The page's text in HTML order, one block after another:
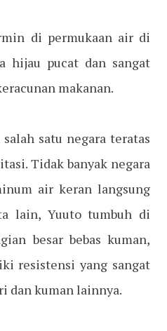
di permukaan air di
hijau pucat dan sangat
makanan.
satu negara teratas
Tidak banyak negara
air keran langsung
lain, Yuuto tumbuh di
besar bebas kuman,
resistensi yang sangat
dan kuman lainnya.